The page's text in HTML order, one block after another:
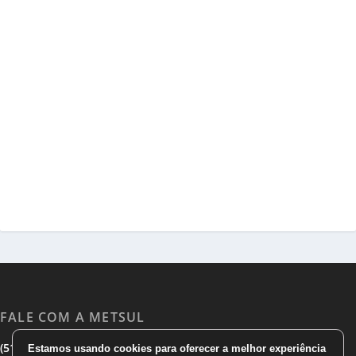
FALE COM A METSUL
(51) 3533 1983|(51)3785 7752|comercial@metsul.com
Estamos usando cookies para oferecer a melhor experiência